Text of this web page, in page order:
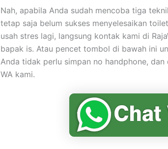
Nah, apabila Anda sudah mencoba tiga
tetap saja belum sukses menyelesaikan
usah stres lagi, langsung kontak kami di
bapak is. Atau pencet tombol di bawah ini
Anda tidak perlu simpan no handphone,
WA kami.